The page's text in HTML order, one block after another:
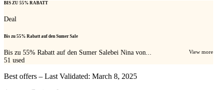
BIS ZU 55% RABATT
Deal
Bis zu 55% Rabatt auf den Sumer Sale
Bis zu 55% Rabatt auf den Sumer Salebei Nina von... View more
51 used
Best offers – Last Validated: March 8, 2025